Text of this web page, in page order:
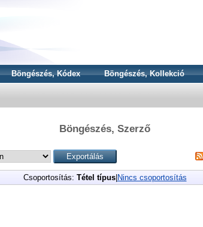
Böngészés, Kódex Böngészés, Kollekció
Böngészés, Szerző
Csoportosítás: Tétel típus| Nincs csoportosítás